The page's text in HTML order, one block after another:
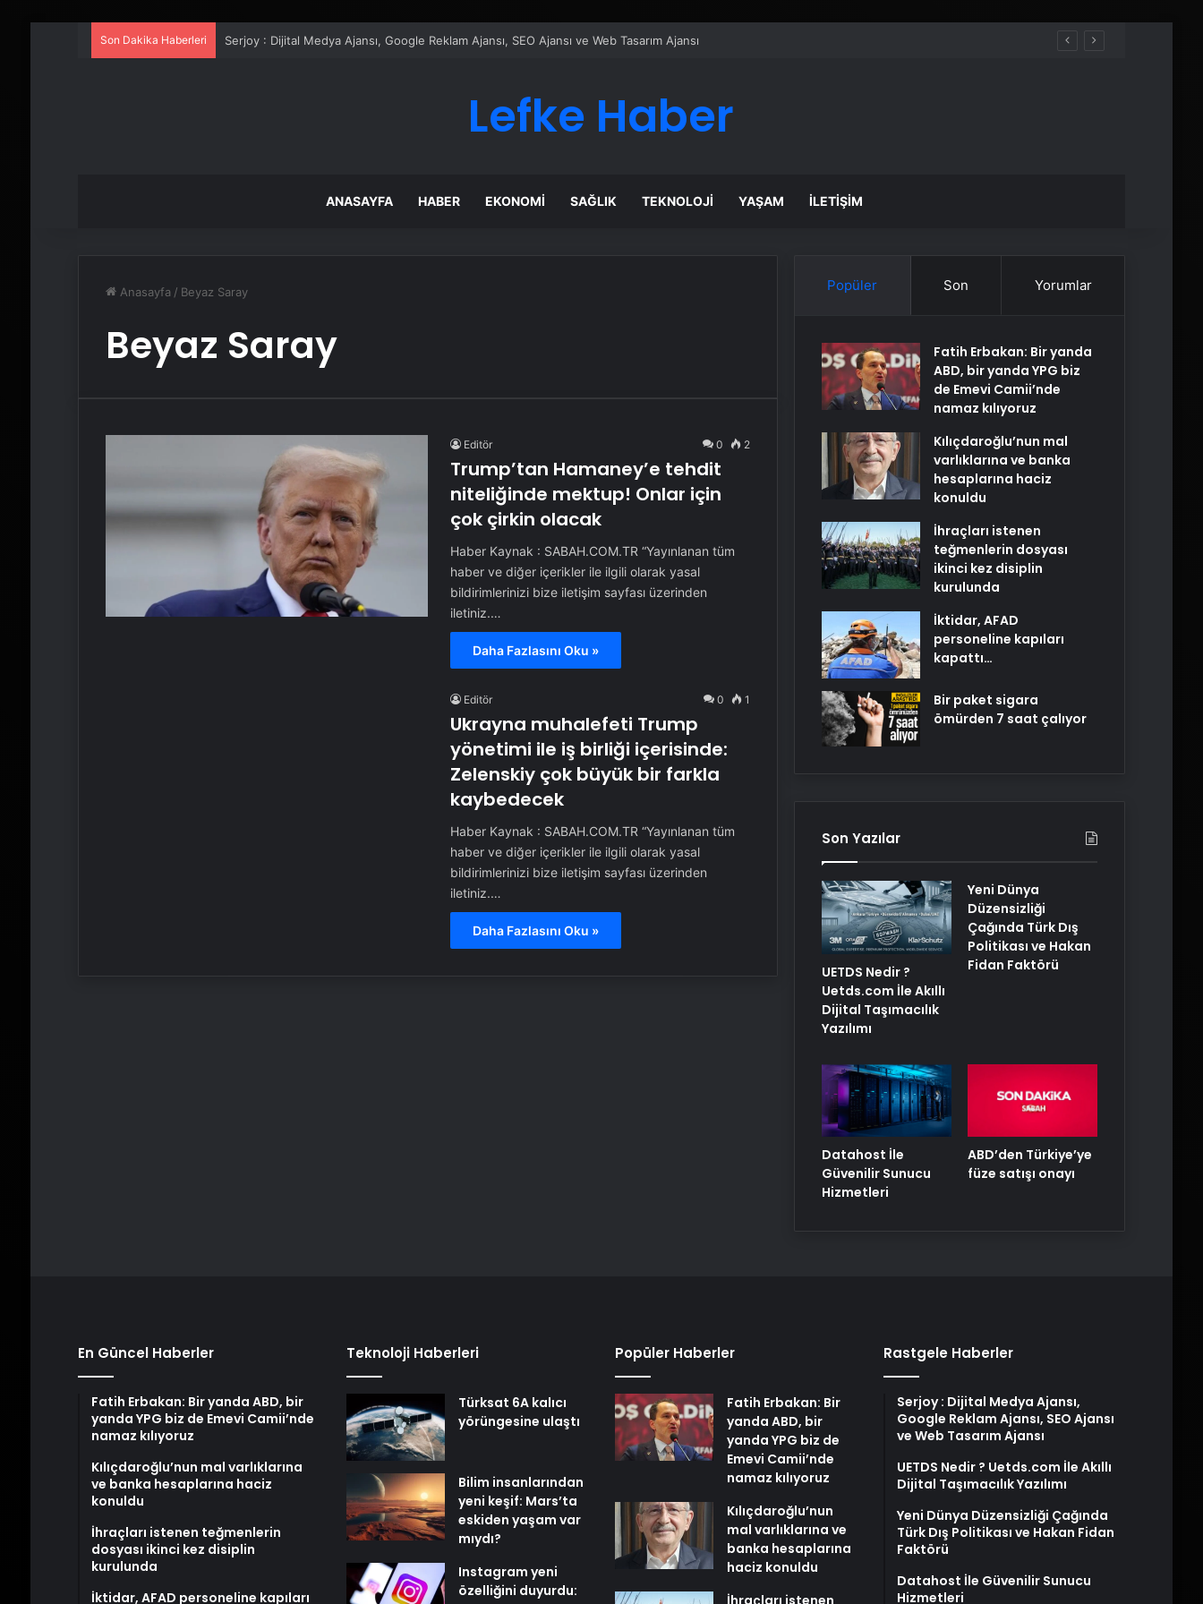
Son Dakika Haberleri Serjoy : Dijital Medya Ajansı, Google Reklam Ajansı, SEO Ajansı ve Web Tasarım Ajansı
Lefke Haber
ANASAYFA HABER EKONOMI SAĞLIK TEKNOLOJI YAŞAM İLETIŞIM
Anasayfa / Beyaz Saray
Beyaz Saray
Editör 0 2
Trump’tan Hamaney’e tehdit
niteliğinde mektup! Onlar için
çok çirkin olacak
Haber Kaynak : SABAH.COM.TR “Yayınlanan tüm
haber ve diğer içerikler ile ilgili olarak yasal
bildirimlerinizi bize iletişim sayfası üzerinden
iletiniz.…
Daha Fazlasını Oku »
Editör 0 1
Ukrayna muhalefeti Trump
yönetimi ile iş birliği içerisinde:
Zelenskiy çok büyük bir farkla
kaybedecek
Haber Kaynak : SABAH.COM.TR “Yayınlanan tüm
haber ve diğer içerikler ile ilgili olarak yasal
bildirimlerinizi bize iletişim sayfası üzerinden
iletiniz.…
Daha Fazlasını Oku »
Popüler Son Yorumlar
Fatih Erbakan: Bir yanda
ABD, bir yanda YPG biz
de Emevi Camii’nde
namaz kılıyoruz
Kılıçdaroğlu’nun mal
varlıklarına ve banka
hesaplarına haciz
konuldu
İhraçları istenen
teğmenlerin dosyası
ikinci kez disiplin
kurulunda
İktidar, AFAD
personeline kapıları
kapattı…
Bir paket sigara
ömürden 7 saat çalıyor
Son Yazılar
UETDS Nedir ?
Uetds.com İle Akıllı
Dijital Taşımacılık
Yazılımı
Yeni Dünya
Düzensizliği
Çağında Türk Dış
Politikası ve Hakan
Fidan Faktörü
Datahost İle
Güvenilir Sunucu
Hizmetleri
ABD’den Türkiye’ye
füze satışı onayı
En Güncel Haberler
Fatih Erbakan: Bir yanda ABD, bir
yanda YPG biz de Emevi Camii’nde
namaz kılıyoruz
Kılıçdaroğlu’nun mal varlıklarına
ve banka hesaplarına haciz
konuldu
İhraçları istenen teğmenlerin
dosyası ikinci kez disiplin
kurulunda
İktidar, AFAD personeline kapıları
Teknoloji Haberleri
Türksat 6A kalıcı
yörüngesine ulaştı
Bilim insanlarından
yeni keşif: Mars’ta
eskiden yaşam var
mıydı?
Instagram yeni
özelliğini duyurdu:
Popüler Haberler
Fatih Erbakan: Bir
yanda ABD, bir
yanda YPG biz de
Emevi Camii’nde
namaz kılıyoruz
Kılıçdaroğlu’nun
mal varlıklarına ve
banka hesaplarına
haciz konuldu
Rastgele Haberler
Serjoy : Dijital Medya Ajansı,
Google Reklam Ajansı, SEO Ajansı
ve Web Tasarım Ajansı
UETDS Nedir ? Uetds.com İle Akıllı
Dijital Taşımacılık Yazılımı
Yeni Dünya Düzensizliği Çağında
Türk Dış Politikası ve Hakan Fidan
Faktörü
Datahost İle Güvenilir Sunucu
Hizmetleri